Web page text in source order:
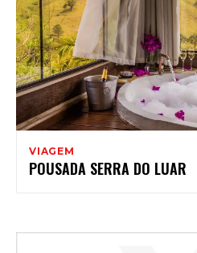
VIAGEM
POUSADA SERRA DO LUAR